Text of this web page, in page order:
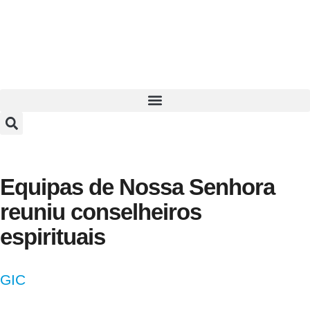
Equipas de Nossa Senhora
reuniu conselheiros
espirituais
GIC